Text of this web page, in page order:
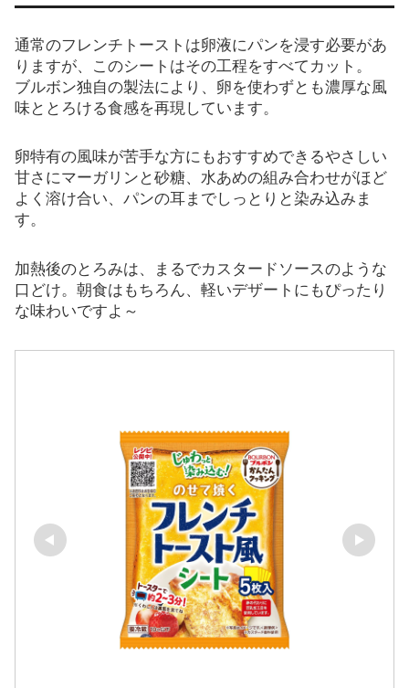
通常のフレンチトーストは卵液にパンを浸す必要があ
りますが、このシートはその工程をすべてカット。
ブルボン独自の製法により、卵を使わずとも濃厚な風
味ととろける食感を再現しています。
卵特有の風味が苦手な方にもおすすめできるやさしい
甘さにマーガリンと砂糖、水あめの組み合わせがほど
よく溶け合い、パンの耳までしっとりと染み込みま
す。
加熱後のとろみは、まるでカスタードソースのような
口どけ。朝食はもちろん、軽いデザートにもぴったり
な味わいですよ～